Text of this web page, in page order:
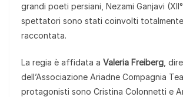
grandi poeti persiani, Nezami Ganjavi
spettatori sono stati coinvolti
raccontata.
La regia è affidata a Valeria Freiberg ,
dell’Associazione Ariadne Compagnia
protagonisti sono Cristina Colonnetti e